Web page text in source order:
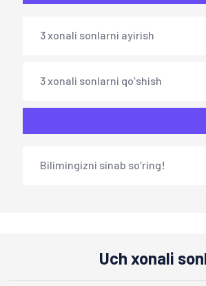
3 xonali sonlarni ayirish
3 xonali sonlarni qoʻshish
Bilimingizni sinab so‘ring!
Uch xonali